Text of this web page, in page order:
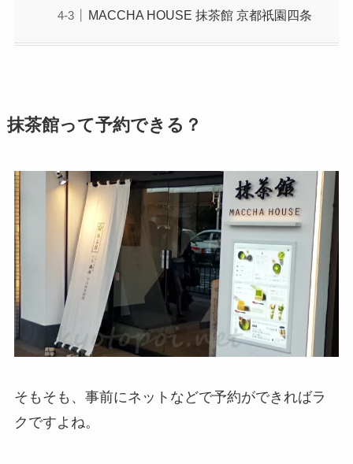
MACCHA HOUSE 抹茶館 京都祇園四条
抹茶館って予約できる？
そもそも、事前にネットなどで予約ができればラ
クですよね。